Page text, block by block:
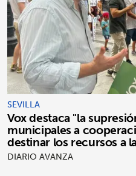
SEVILLA
Vox destaca "la
municipales a
destinar los recursos a
sevillanos"
DIARIO AVANZA